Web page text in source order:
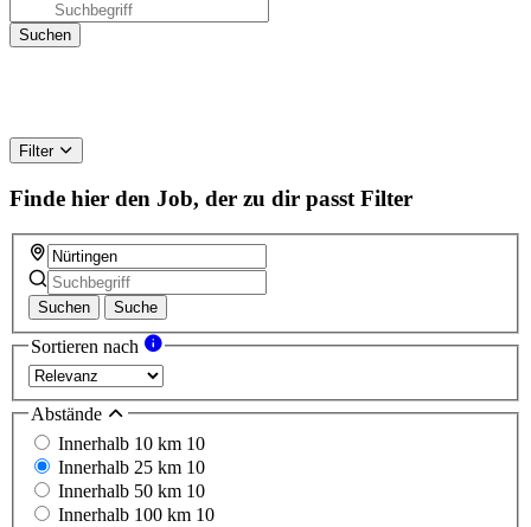
Filter
Finde hier den Job, der zu dir passt Filter
Suchen Suche
Sortieren nach
Abstände
Innerhalb 10 km 10
Innerhalb 25 km 10
Innerhalb 50 km 10
Innerhalb 100 km 10